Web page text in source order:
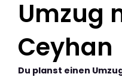
Umzug
Ceyhan
Du planst einen